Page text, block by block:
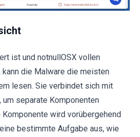
ist und notnullOSX vollen
die Malware die meisten
lesen. Sie verbindet sich mit
separate Komponenten
wird vorübergehend
bestimmte Aufgabe aus, wie